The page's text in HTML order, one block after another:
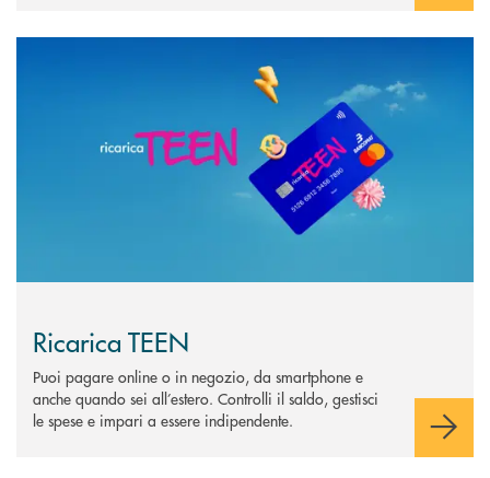
Ricarica TEEN
Puoi pagare online o in negozio, da smartphone e
anche quando sei all’estero. Controlli il saldo, gestisci
le spese e impari a essere indipendente.